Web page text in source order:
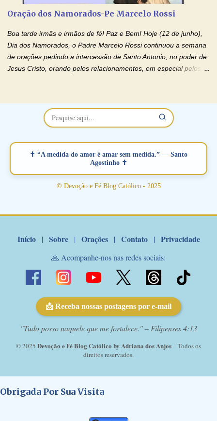
separados, devido ao envolvimento de outras pessoas no
relacionamento e que minaram, espiritualmente, a relação do
casal. Vamos orar (coloque o seu esposo ou esposa diante de
Deus). "Senhor Jesus, restaura os laços ...
Oração dos Namorados-Pe Marcelo Rossi
Boa tarde irmãs e irmãos de fé! Paz e Bem! Hoje (12 de junho),
Dia dos Namorados, o Padre Marcelo Rossi continuou a semana
de orações pedindo a intercessão de Santo Antonio, no poder de
Jesus Cristo, orando pelos relacionamentos, em especial pelos
maravilhosos cartões que coloquei aqui para vocês. Não perca
esta abençoada semana no Momento de Fé do Padre Marcelo,
vamos juntos formar esta forte corrente de orações. Você que
verdadeiro, ou que está com problemas no relacionamento
amoroso, creia na poderosa intercessão deste santo amigo:
Santo Antonio! Tenha fé, não desista, pois ele intercede por nós
junto a Jesus! Fique no Amor Ágape de Jesus e no Amor Materno
✝ “A medida do amor é amar sem medida.” — Santo
Agostinho ✝
© Devoção e Fé Blog Católico - 2025
Início | Sobre | Orações | Contato | Privacidade
🙏 Acompanhe-nos nas redes sociais:
📩 Receba nossas postagens por e-mail
"Tudo posso naquele que me fortalece." – Filipenses 4:13
© 2025 Devoção e Fé Blog Católico by Adriana dos Anjos– Todos os
direitos reservados.
Obrigada Por Sua Visita